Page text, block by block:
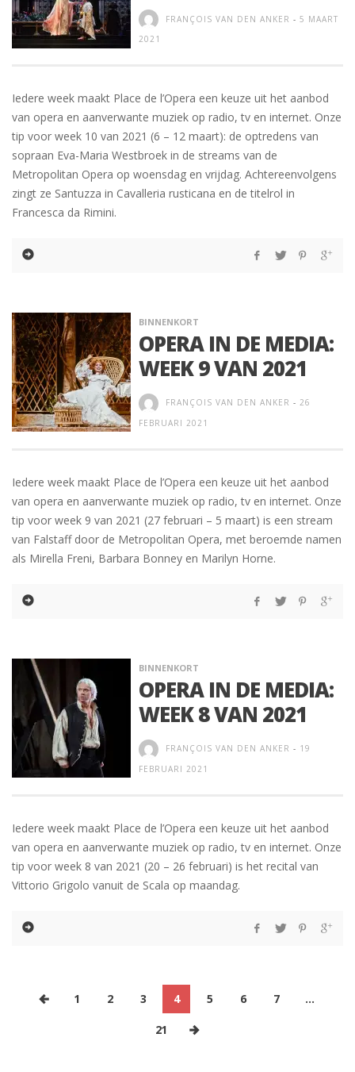
FRANÇOIS VAN DEN ANKER - 5 MAART
2021
Iedere week maakt Place de l’Opera een keuze uit het aanbod
van opera en aanverwante muziek op radio, tv en internet. Onze
tip voor week 10 van 2021 (6 – 12 maart): de optredens van
sopraan Eva-Maria Westbroek in de streams van de
Metropolitan Opera op woensdag en vrijdag. Achtereenvolgens
zingt ze Santuzza in Cavalleria rusticana en de titelrol in
Francesca da Rimini.
BINNENKORT
OPERA IN DE MEDIA:
WEEK 9 VAN 2021
FRANÇOIS VAN DEN ANKER - 26
FEBRUARI 2021
Iedere week maakt Place de l’Opera een keuze uit het aanbod
van opera en aanverwante muziek op radio, tv en internet. Onze
tip voor week 9 van 2021 (27 februari – 5 maart) is een stream
van Falstaff door de Metropolitan Opera, met beroemde namen
als Mirella Freni, Barbara Bonney en Marilyn Horne.
BINNENKORT
OPERA IN DE MEDIA:
WEEK 8 VAN 2021
FRANÇOIS VAN DEN ANKER - 19
FEBRUARI 2021
Iedere week maakt Place de l’Opera een keuze uit het aanbod
van opera en aanverwante muziek op radio, tv en internet. Onze
tip voor week 8 van 2021 (20 – 26 februari) is het recital van
Vittorio Grigolo vanuit de Scala op maandag.
1 2 3 4 5 6 7 …
21